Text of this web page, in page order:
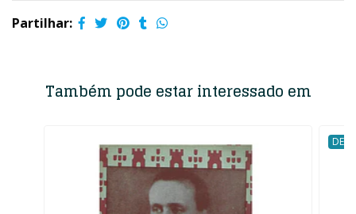
Partilhar:
Também pode estar interessado em